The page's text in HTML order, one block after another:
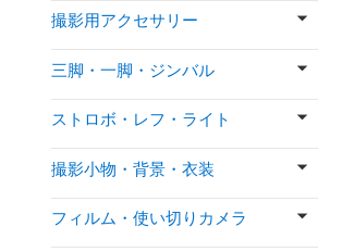
撮影用アクセサリー
三脚・一脚・ジンバル
ストロボ・レフ・ライト
撮影小物・背景・衣装
フィルム・使い切りカメラ